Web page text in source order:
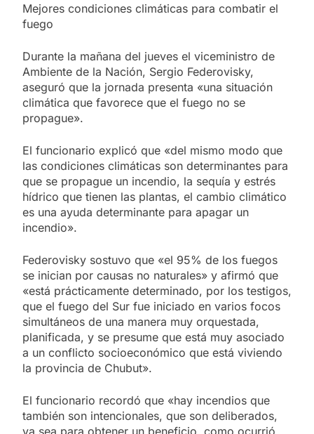
Mejores condiciones climáticas para combatir el
fuego
Durante la mañana del jueves el viceministro de
Ambiente de la Nación, Sergio Federovisky,
aseguró que la jornada presenta «una situación
climática que favorece que el fuego no se
propague».
El funcionario explicó que «del mismo modo que
las condiciones climáticas son determinantes para
que se propague un incendio, la sequía y estrés
hídrico que tienen las plantas, el cambio climático
es una ayuda determinante para apagar un
incendio».
Federovisky sostuvo que «el 95% de los fuegos
se inician por causas no naturales» y afirmó que
«está prácticamente determinado, por los testigos,
que el fuego del Sur fue iniciado en varios focos
simultáneos de una manera muy orquestada,
planificada, y se presume que está muy asociado
a un conflicto socioeconómico que está viviendo
la provincia de Chubut».
El funcionario recordó que «hay incendios que
también son intencionales, que son deliberados,
ya sea para obtener un beneficio, como ocurrió